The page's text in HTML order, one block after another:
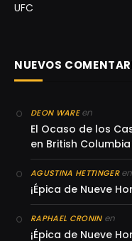
UFC
NUEVOS
DEON WAREen
El Ocaso de los
en British Columbia
AGUSTINA HETTINGERen
¡Épica de Nueve
RAPHAEL CRONINen
¡Épica de Nueve